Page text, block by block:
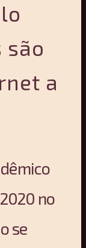
são
a
no
se